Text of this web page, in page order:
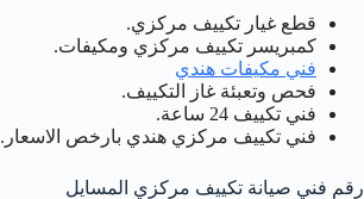
قطع غيار تكييف مركزي.
كمبريسر تكييف مركزي ومكيفات.
فني مكيفات هندي
فحص وتعبئة غاز التكييف.
فني تكييف 24 ساعة.
فني تكييف مركزي هندي بارخص الاسعار.
رقم فني صيانة تكييف مركزي المسايل